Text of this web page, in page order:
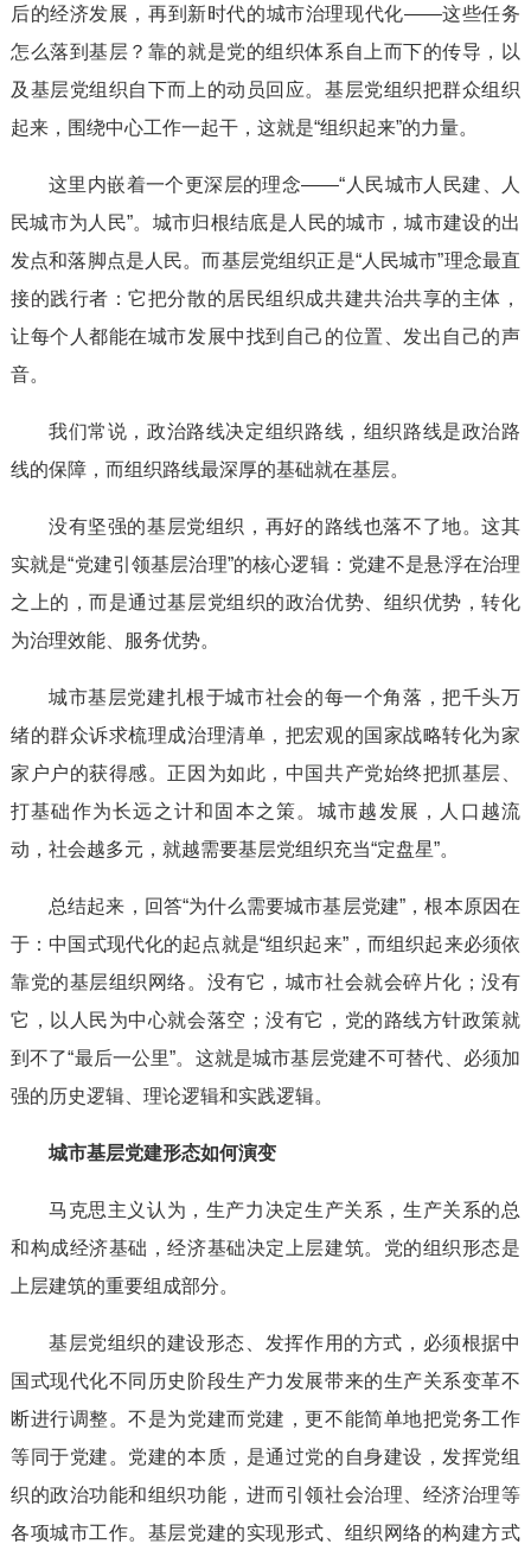
后的经济发展，再到新时代的城市治理现代化——这些任务
怎么落到基层？靠的就是党的组织体系自上而下的传导，以
及基层党组织自下而上的动员回应。基层党组织把群众组织
起来，围绕中心工作一起干，这就是“组织起来”的力量。
这里内嵌着一个更深层的理念——“人民城市人民建、人
民城市为人民”。城市归根结底是人民的城市，城市建设的出
发点和落脚点是人民。而基层党组织正是“人民城市”理念最直
接的践行者：它把分散的居民组织成共建共治共享的主体，
让每个人都能在城市发展中找到自己的位置、发出自己的声
音。
我们常说，政治路线决定组织路线，组织路线是政治路
线的保障，而组织路线最深厚的基础就在基层。
没有坚强的基层党组织，再好的路线也落不了地。这其
实就是“党建引领基层治理”的核心逻辑：党建不是悬浮在治理
之上的，而是通过基层党组织的政治优势、组织优势，转化
为治理效能、服务优势。
城市基层党建扎根于城市社会的每一个角落，把千头万
绪的群众诉求梳理成治理清单，把宏观的国家战略转化为家
家户户的获得感。正因为如此，中国共产党始终把抓基层、
打基础作为长远之计和固本之策。城市越发展，人口越流
动，社会越多元，就越需要基层党组织充当“定盘星”。
总结起来，回答“为什么需要城市基层党建”，根本原因在
于：中国式现代化的起点就是“组织起来”，而组织起来必须依
靠党的基层组织网络。没有它，城市社会就会碎片化；没有
它，以人民为中心就会落空；没有它，党的路线方针政策就
到不了“最后一公里”。这就是城市基层党建不可替代、必须加
强的历史逻辑、理论逻辑和实践逻辑。
城市基层党建形态如何演变
马克思主义认为，生产力决定生产关系，生产关系的总
和构成经济基础，经济基础决定上层建筑。党的组织形态是
上层建筑的重要组成部分。
基层党组织的建设形态、发挥作用的方式，必须根据中
国式现代化不同历史阶段生产力发展带来的生产关系变革不
断进行调整。不是为党建而党建，更不能简单地把党务工作
等同于党建。党建的本质，是通过党的自身建设，发挥党组
织的政治功能和组织功能，进而引领社会治理、经济治理等
各项城市工作。基层党建的实现形式、组织网络的构建方式